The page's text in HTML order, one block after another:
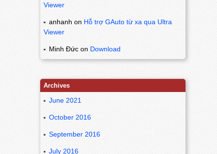
Viewer
anhanh on Hỗ trợ GAuto từ xa qua Ultra
Viewer
Minh Đức on Download
Archives
June 2021
October 2016
September 2016
July 2016